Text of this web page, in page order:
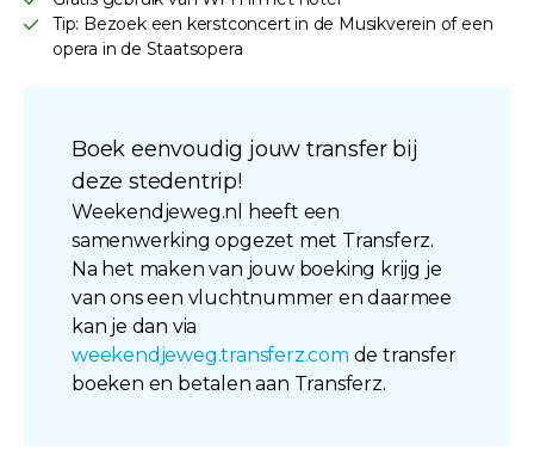
Tip: Bezoek een kerstconcert in de Musikverein of een
opera in de Staatsopera
Boek eenvoudig jouw transfer bij
deze stedentrip!
Weekendjeweg.nl heeft een
samenwerking opgezet met Transferz.
Na het maken van jouw boeking krijg je
van ons een vluchtnummer en daarmee
kan je dan via
weekendjeweg.transferz.com de transfer
boeken en betalen aan Transferz.